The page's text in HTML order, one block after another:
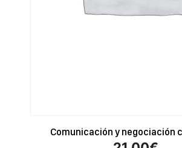
Comunicación y negociación